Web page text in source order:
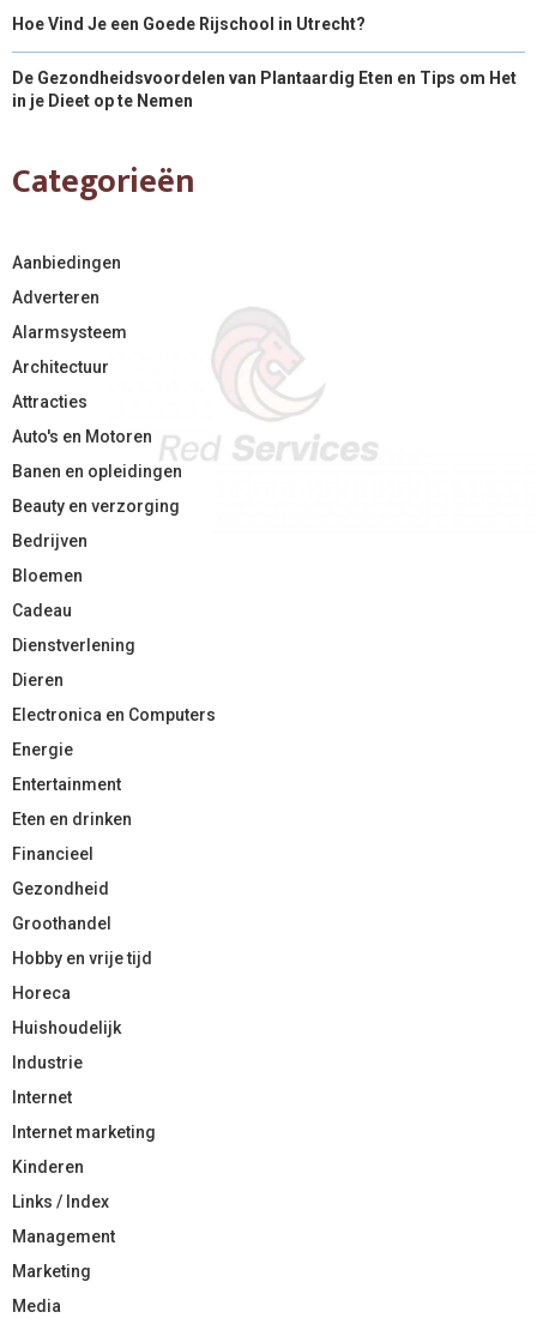
Hoe Vind Je een Goede Rijschool in Utrecht?
De Gezondheidsvoordelen van Plantaardig Eten en Tips om Het
in je Dieet op te Nemen
Categorieën
Aanbiedingen
Adverteren
Alarmsysteem
Architectuur
Attracties
Auto's en Motoren
Banen en opleidingen
Beauty en verzorging
Bedrijven
Bloemen
Cadeau
Dienstverlening
Dieren
Electronica en Computers
Energie
Entertainment
Eten en drinken
Financieel
Gezondheid
Groothandel
Hobby en vrije tijd
Horeca
Huishoudelijk
Industrie
Internet
Internet marketing
Kinderen
Links / Index
Management
Marketing
Media